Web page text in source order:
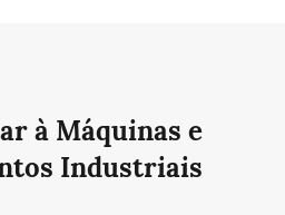
à Máquinas e
Industriais